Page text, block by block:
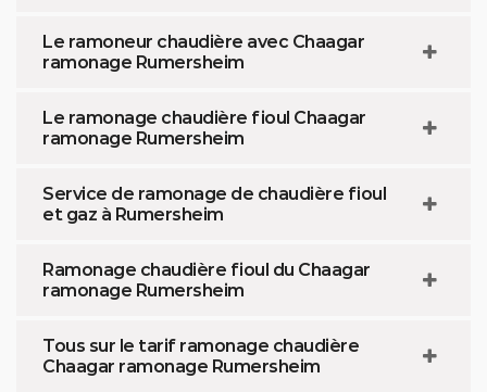
Le ramoneur chaudière avec Chaagar
ramonage Rumersheim
Le ramonage chaudière fioul Chaagar
ramonage Rumersheim
Service de ramonage de chaudière fioul
et gaz à Rumersheim
Ramonage chaudière fioul du Chaagar
ramonage Rumersheim
Tous sur le tarif ramonage chaudière
Chaagar ramonage Rumersheim